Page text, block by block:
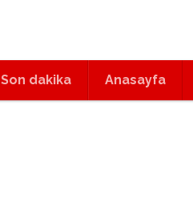
Son dakika Anasayfa